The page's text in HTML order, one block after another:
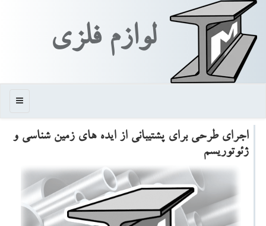
لوازم فلزی
منو
اجرای طرحی برای پشتیبانی از ایده های زمین شناسی و
ژئوتوریسم